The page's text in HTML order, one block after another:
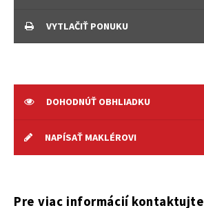
VYTLAČIŤ PONUKU
DOHODNÚŤ OBHLIADKU
NAPÍSAŤ MAKLÉROVI
Pre viac informácií kontaktujte